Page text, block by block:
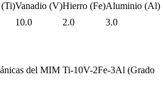
Vanadio (V)Hierro (Fe)Aluminio (Al)
10.0 2.0 3.0
del MIM Ti-10V-2Fe-3Al (Grado